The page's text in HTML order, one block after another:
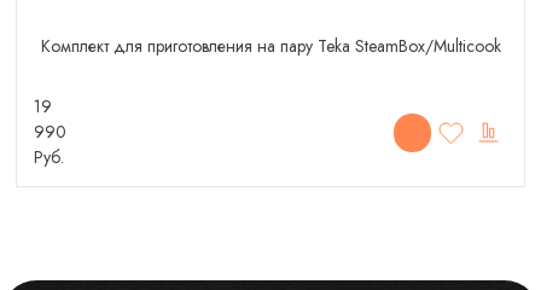
Комплект для приготовления на пару Teka SteamBox/Multicook
19
990
Руб.